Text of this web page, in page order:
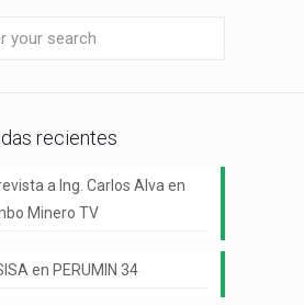
recientes
a Ing. Carlos Alva en
Minero TV
en PERUMIN 34